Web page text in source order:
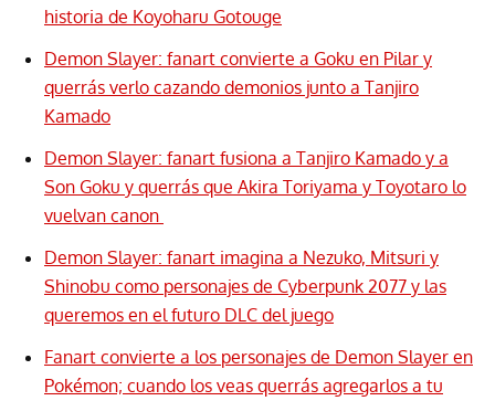
historia de Koyoharu Gotouge
Demon Slayer: fanart convierte a Goku en Pilar y
querrás verlo cazando demonios junto a Tanjiro
Kamado
Demon Slayer: fanart fusiona a Tanjiro Kamado y a
Son Goku y querrás que Akira Toriyama y Toyotaro lo
vuelvan canon
Demon Slayer: fanart imagina a Nezuko, Mitsuri y
Shinobu como personajes de Cyberpunk 2077 y las
queremos en el futuro DLC del juego
Fanart convierte a los personajes de Demon Slayer en
Pokémon; cuando los veas querrás agregarlos a tu